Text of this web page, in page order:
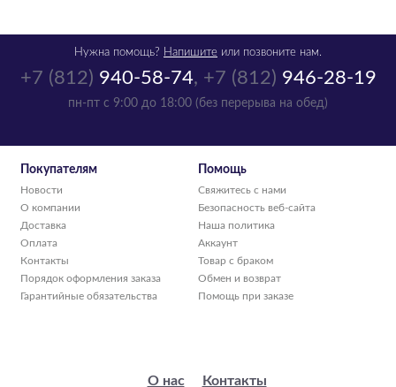
+7 (812) 940-58-74, +7 (812) 946-28-19
пн-пт с 9:00 до 18:00 (без перерыва на обед)
Нужна помощь? Напишите или позвоните нам.
Покупателям
Новости
О компании
Доставка
Оплата
Контакты
Порядок оформления заказа
Гарантийные обязательства
Помощь
Свяжитесь с нами
Безопасность веб-сайта
Наша политика
Аккаунт
Товар с браком
Обмен и возврат
Помощь при заказе
О нас Контакты